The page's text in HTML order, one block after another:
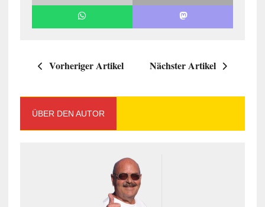
Vorheriger Artikel Nächster Artikel
ÜBER DEN AUTOR